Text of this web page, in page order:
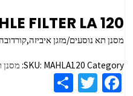
FILTER LA 120
מסנן תא נוסעים/מזגן
SKU: MAHLA120 Category: מסנן
Fa
T